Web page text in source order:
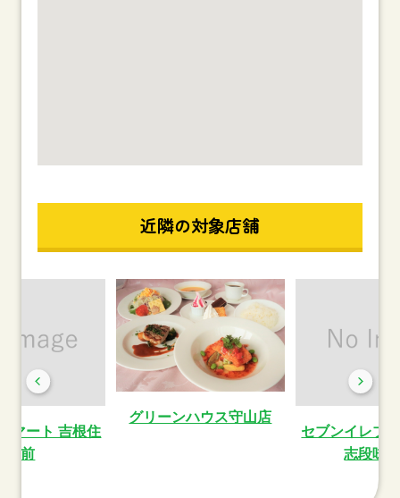
近隣の対象店舗
マート 吉根住
宅前
グリーンハウス守山店
セブンイレブ
志段味